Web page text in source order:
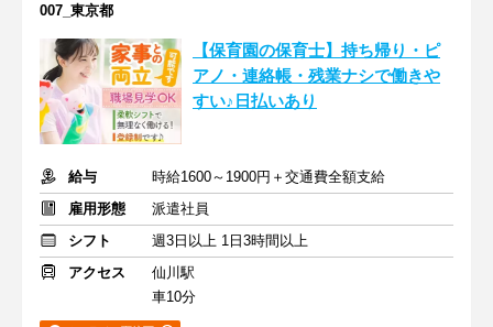
007_東京都
【保育園の保育士】持ち帰り・ピ
アノ・連絡帳・残業ナシで働きや
すい♪日払いあり
給与
時給1600～1900円＋交通費全額支給
雇用形態
派遣社員
シフト
週3日以上 1日3時間以上
アクセス
仙川駅
車10分